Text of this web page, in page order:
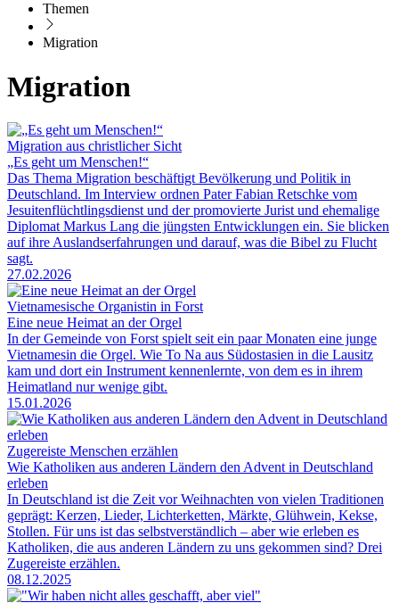
Themen
Migration
Migration
Migration aus christlicher Sicht
„Es geht um Menschen!“
Das Thema Migration beschäftigt Bevölkerung und Politik in
Deutschland. Im Interview ordnen Pater Fabian Retschke vom
Jesuitenflüchtlingsdienst und der promovierte Jurist und ehemalige
Diplomat Markus Lang die jüngsten Entwicklungen ein. Sie blicken
auf ihre Auslandserfahrungen und darauf, was die Bibel zu Flucht
sagt.
27.02.2026
Vietnamesische Organistin in Forst
Eine neue Heimat an der Orgel
In der Gemeinde von Forst spielt seit ein paar Monaten eine junge
Vietnamesin die Orgel. Wie To Na aus Südostasien in die Lausitz
kam und dort ein Instrument kennenlernte, von dem es in ihrem
Heimatland nur wenige gibt.
15.01.2026
Zugereiste Menschen erzählen
Wie Katholiken aus anderen Ländern den Advent in Deutschland
erleben
In Deutschland ist die Zeit vor Weihnachten von vielen Traditionen
geprägt: Kerzen, Lieder, Lichterketten, Märkte, Glühwein, Kekse,
Stollen. Für uns ist das selbstverständlich – aber wie erleben es
Katholiken, die aus anderen Ländern zu uns gekommen sind? Drei
Zugereiste erzählen.
08.12.2025